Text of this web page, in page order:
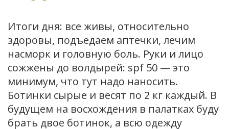
Итоги дня: все живы, относительно
здоровы, подъедаем аптечки, лечим
насморк и головную боль. Руки и лицо
сожжены до волдырей: spf 50 — это
минимум, что тут надо наносить.
Ботинки сырые и весят по 2 кг каждый. В
будущем на восхождения в палатках буду
брать двое ботинок, а всю одежду